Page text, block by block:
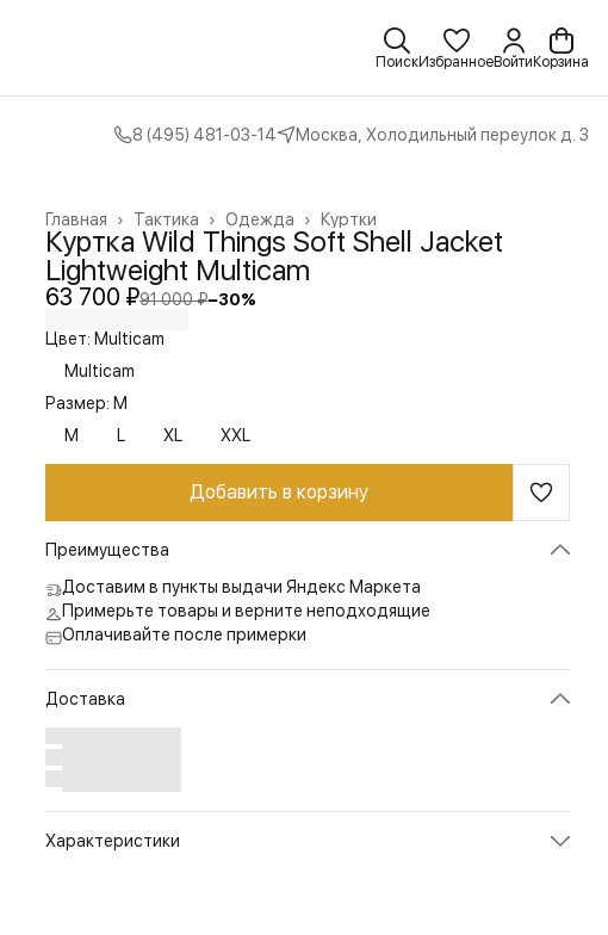
ПоискИзбранноеВойти Корзина
8 (495) 481-03-14 Москва, Холодильный переулок д. 3
Куртки
Одежда ›
Тактика ›
Главная ›
Куртка Wild Things Soft Shell Jacket
Lightweight Multicam
63 700 ₽91 000 ₽−30%
Цвет: Multicam
Multicam
Размер: M
M
L XL XXL
Добавить в корзину
Преимущества
Доставим в пункты выдачи Яндекс Маркета
Примерьте товары и верните неподходящие
Оплачивайте после примерки
Доставка
Характеристики